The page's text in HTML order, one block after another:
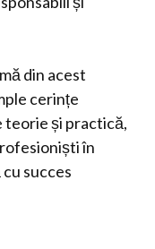
din acest
cerințe
teorie și practică,
în
succes